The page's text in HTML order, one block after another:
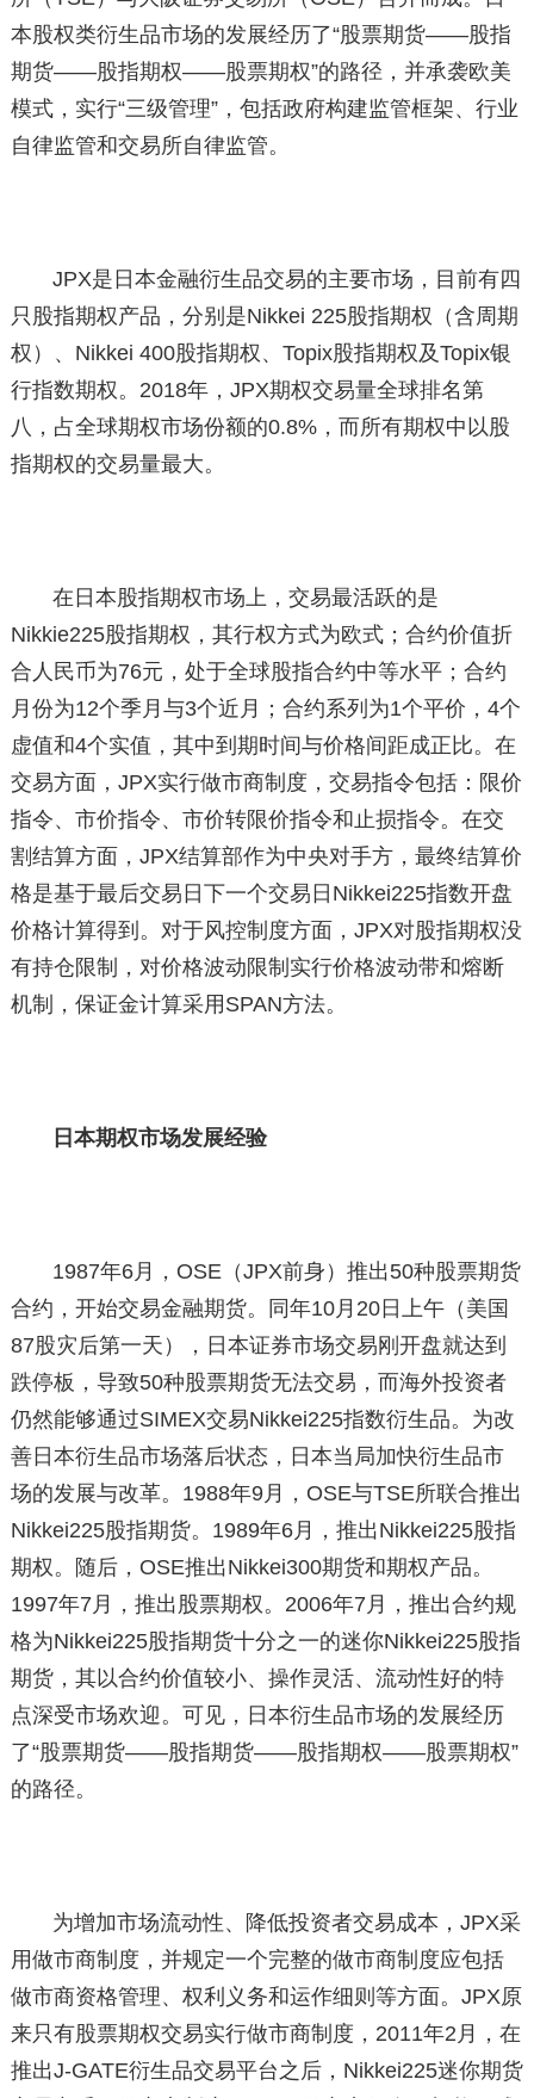
本股权类衍生品市场的发展经历了“股票期货——股指
期货——股指期权——股票期权”的路径，并承袭欧美
模式，实行“三级管理”，包括政府构建监管框架、行业
自律监管和交易所自律监管。
JPX是日本金融衍生品交易的主要市场，目前有四
只股指期权产品，分别是Nikkei 225股指期权（含周期
权）、Nikkei 400股指期权、Topix股指期权及Topix银
行指数期权。2018年，JPX期权交易量全球排名第
八，占全球期权市场份额的0.8%，而所有期权中以股
指期权的交易量最大。
在日本股指期权市场上，交易最活跃的是
Nikkie225股指期权，其行权方式为欧式；合约价值折
合人民币为76元，处于全球股指合约中等水平；合约
月份为12个季月与3个近月；合约系列为1个平价，4个
虚值和4个实值，其中到期时间与价格间距成正比。在
交易方面，JPX实行做市商制度，交易指令包括：限价
指令、市价指令、市价转限价指令和止损指令。在交
割结算方面，JPX结算部作为中央对手方，最终结算价
格是基于最后交易日下一个交易日Nikkei225指数开盘
价格计算得到。对于风控制度方面，JPX对股指期权没
有持仓限制，对价格波动限制实行价格波动带和熔断
机制，保证金计算采用SPAN方法。
日本期权市场发展经验
1987年6月，OSE（JPX前身）推出50种股票期货
合约，开始交易金融期货。同年10月20日上午（美国
87股灾后第一天），日本证券市场交易刚开盘就达到
跌停板，导致50种股票期货无法交易，而海外投资者
仍然能够通过SIMEX交易Nikkei225指数衍生品。为改
善日本衍生品市场落后状态，日本当局加快衍生品市
场的发展与改革。1988年9月，OSE与TSE所联合推出
Nikkei225股指期货。1989年6月，推出Nikkei225股指
期权。随后，OSE推出Nikkei300期货和期权产品。
1997年7月，推出股票期权。2006年7月，推出合约规
格为Nikkei225股指期货十分之一的迷你Nikkei225股指
期货，其以合约价值较小、操作灵活、流动性好的特
点深受市场欢迎。可见，日本衍生品市场的发展经历
了“股票期货——股指期货——股指期权——股票期权”
的路径。
为增加市场流动性、降低投资者交易成本，JPX采
用做市商制度，并规定一个完整的做市商制度应包括
做市商资格管理、权利义务和运作细则等方面。JPX原
来只有股票期权交易实行做市商制度，2011年2月，在
推出J-GATE衍生品交易平台之后，Nikkei225迷你期货